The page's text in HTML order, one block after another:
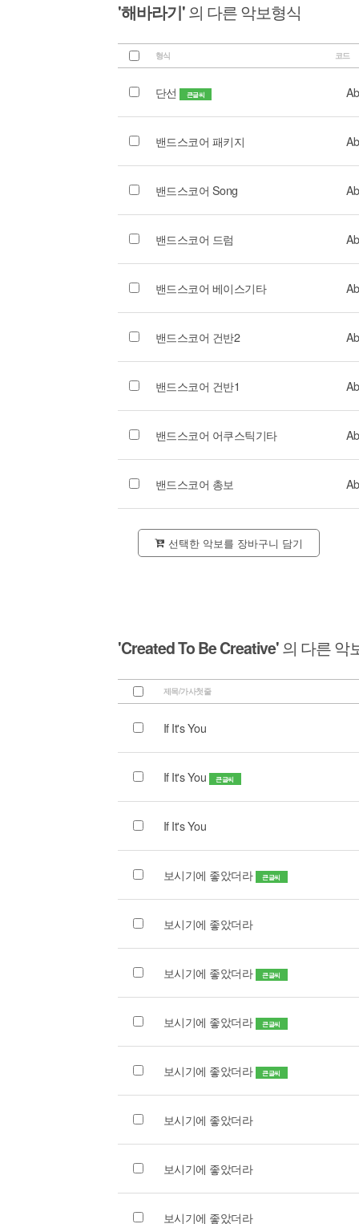
'해바라기'의 다른 악보형식
형식 코드
단선 큰글씨
밴드스코어 패키지
밴드스코어 Song
밴드스코어 드럼
밴드스코어 베이스기타
밴드스코어 건반2
밴드스코어 건반1
밴드스코어 어쿠스틱기타
밴드스코어 총보
선택한 악보를 장바구니 담기
'Created To Be Creative'의 다른 악
제목/가사첫줄
If It's You
If It's You 큰글씨
If It's You
보시기에 좋았더라 큰글씨
보시기에 좋았더라
보시기에 좋았더라 큰글씨
보시기에 좋았더라 큰글씨
보시기에 좋았더라 큰글씨
보시기에 좋았더라
보시기에 좋았더라
보시기에 좋았더라